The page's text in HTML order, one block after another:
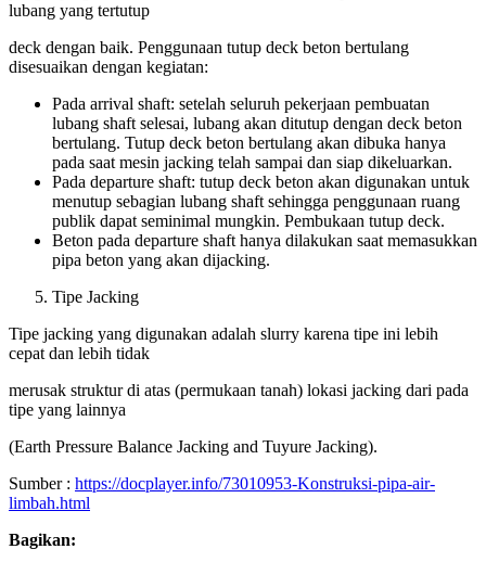
lubang yang tertutup
deck dengan baik. Penggunaan tutup deck beton bertulang
disesuaikan dengan kegiatan:
Pada arrival shaft: setelah seluruh pekerjaan pembuatan
lubang shaft selesai, lubang akan ditutup dengan deck beton
bertulang. Tutup deck beton bertulang akan dibuka hanya
pada saat mesin jacking telah sampai dan siap dikeluarkan.
Pada departure shaft: tutup deck beton akan digunakan untuk
menutup sebagian lubang shaft sehingga penggunaan ruang
publik dapat seminimal mungkin. Pembukaan tutup deck.
Beton pada departure shaft hanya dilakukan saat memasukkan
pipa beton yang akan dijacking.
Tipe Jacking
Tipe jacking yang digunakan adalah slurry karena tipe ini lebih
cepat dan lebih tidak
merusak struktur di atas (permukaan tanah) lokasi jacking dari pada
tipe yang lainnya
(Earth Pressure Balance Jacking and Tuyure Jacking).
Sumber : https://docplayer.info/73010953-Konstruksi-pipa-air-
limbah.html
Bagikan: